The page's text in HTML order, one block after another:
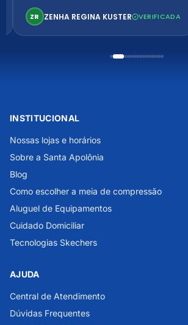
confortável. Perfeito!
ZR ZENHA REGINA KUSTER VERIFICADA
INSTITUCIONAL
Nossas lojas e horários
Sobre a Santa Apolônia
Blog
Como escolher a meia de compressão
Aluguel de Equipamentos
Cuidado Domiciliar
Tecnologias Skechers
AJUDA
Central de Atendimento
Dúvidas Frequentes